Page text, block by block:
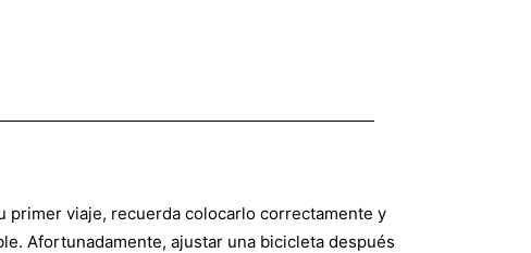
primer viaje, recuerda colocarlo correctamente y
Afortunadamente, ajustar una bicicleta después